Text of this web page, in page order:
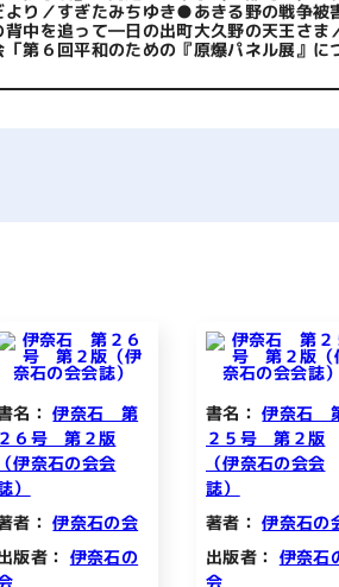
り／すぎたみちゆき●あきる野の戦争被
中を追って―日の出町大久野の天王さ
第６回平和のための『原爆パネル展』に
名：伊奈石 第
２６号 第２版
（伊奈石の会会
）
者：伊奈石の会
版者： 伊奈石の
書名：伊奈石
２５号 第２版
（伊奈石の会会
誌）
著者：伊奈石の
出版者： 伊奈石
会